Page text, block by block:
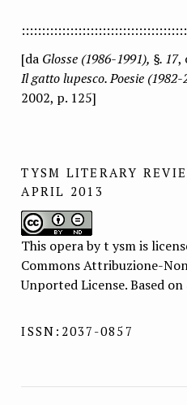
[da Glosse (1986-1991), §. 17,
Il gatto lupesco. Poesie (1982-
2002, p. 125]
TYSM LITERARY
APRIL 2013
This opera by t ysm is
Commons Attribuzione-
Unported License. Based
ISSN:2037-0857